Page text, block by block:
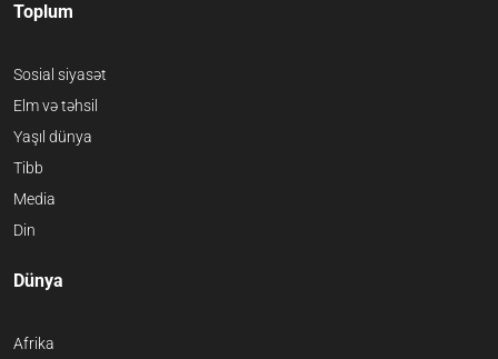
Toplum
Sosial siyasət
Elm və təhsil
Yaşıl dünya
Tibb
Media
Din
Dünya
Afrika